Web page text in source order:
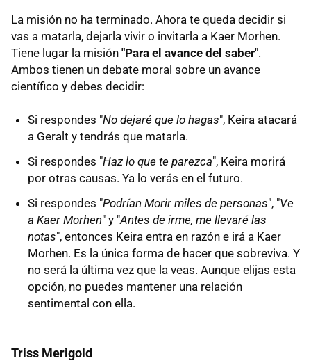
La misión no ha terminado. Ahora te queda decidir si
vas a matarla, dejarla vivir o invitarla a Kaer Morhen.
Tiene lugar la misión "Para el avance del saber".
Ambos tienen un debate moral sobre un avance
científico y debes decidir:
Si respondes "No dejaré que lo hagas", Keira atacará
a Geralt y tendrás que matarla.
Si respondes "Haz lo que te parezca", Keira morirá
por otras causas. Ya lo verás en el futuro.
Si respondes "Podrían Morir miles de personas", "Ve
a Kaer Morhen" y "Antes de irme, me llevaré las
notas", entonces Keira entra en razón e irá a Kaer
Morhen. Es la única forma de hacer que sobreviva. Y
no será la última vez que la veas. Aunque elijas esta
opción, no puedes mantener una relación
sentimental con ella.
Triss Merigold